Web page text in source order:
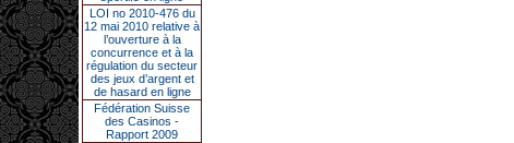
LOI no 2010-476 du
12 mai 2010 relative à
l’ouverture à la
concurrence et à la
régulation du secteur
des jeux d’argent et
de hasard en ligne
Fédération Suisse
des Casinos -
Rapport 2009